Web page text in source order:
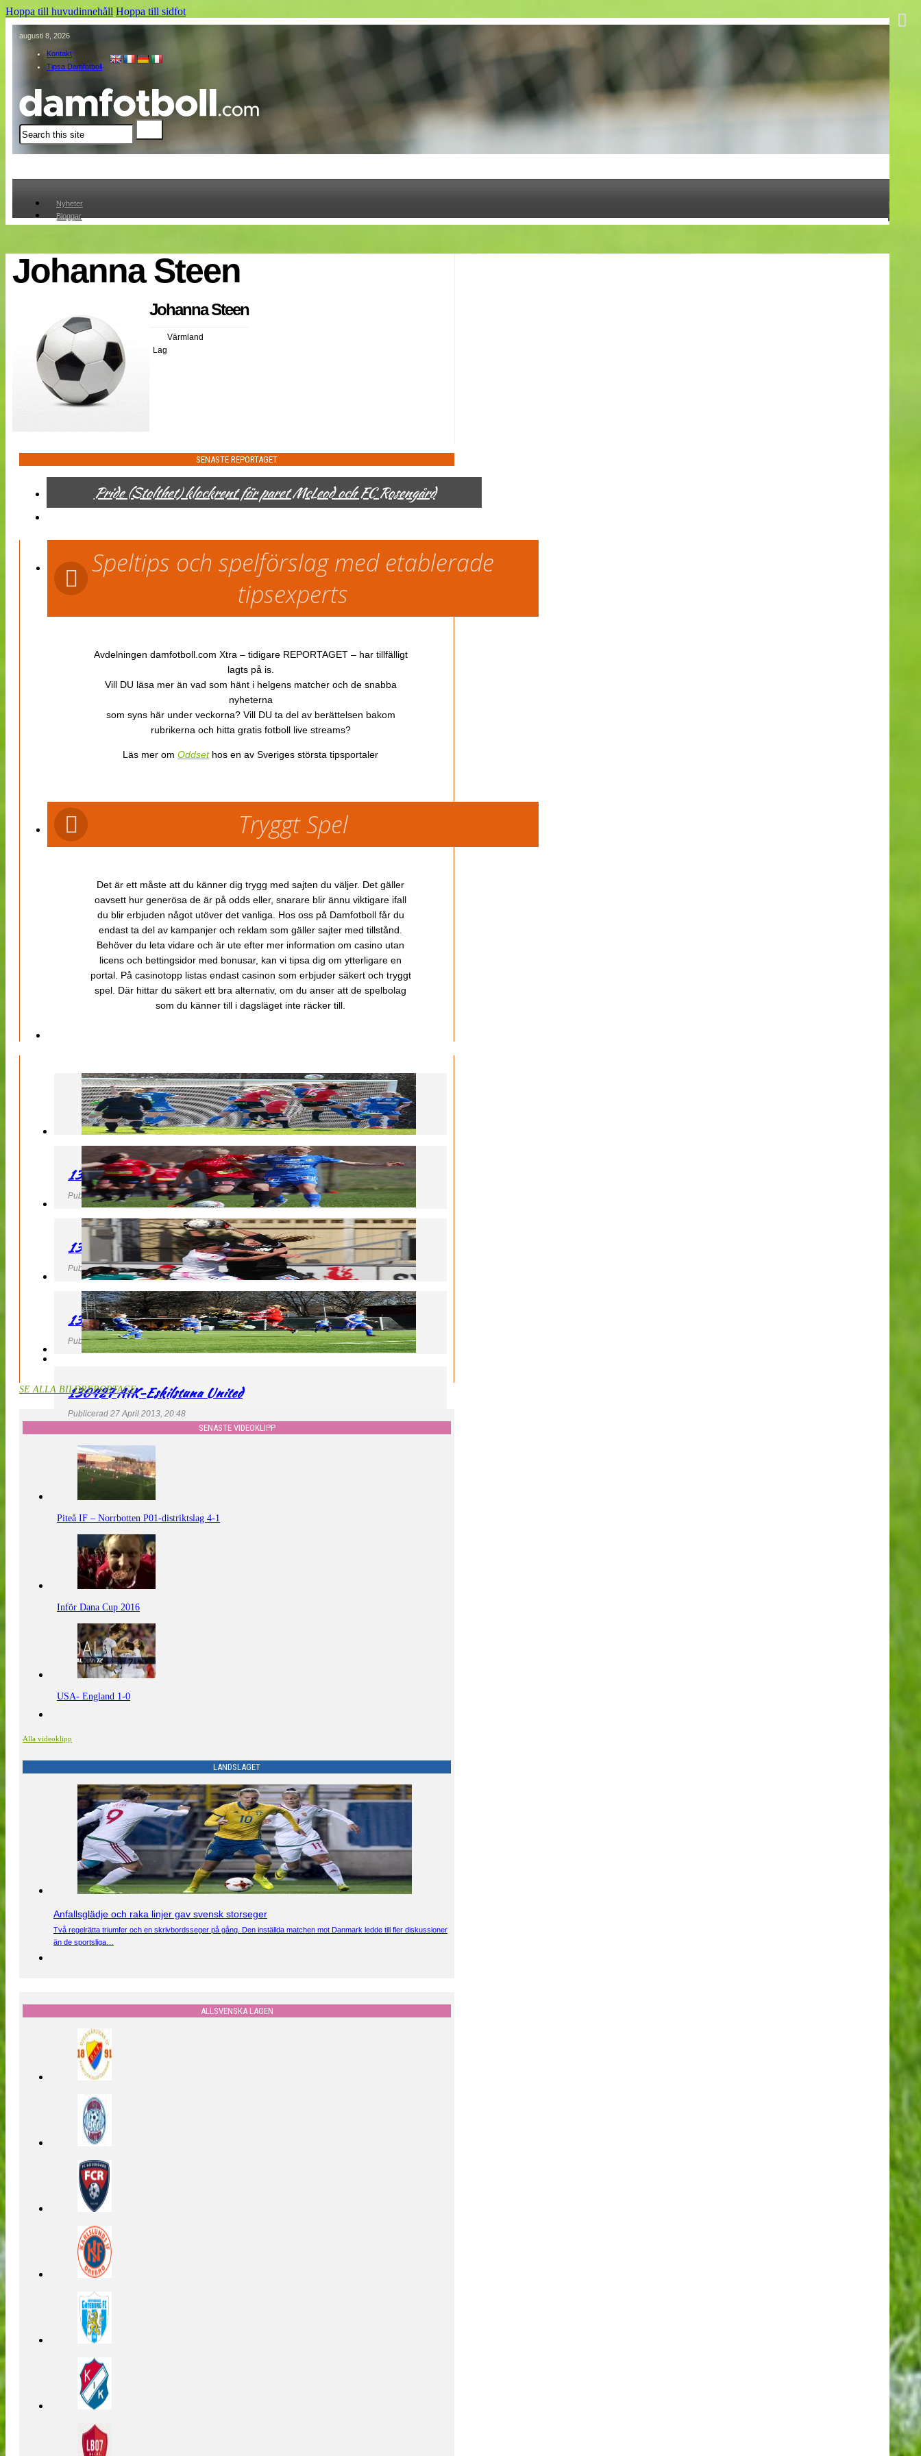
Hoppa till huvudinnehåll Hoppa till sidfot
augusti 8, 2026
Kontakt
Tipsa Damfotboll
Sök
Nyheter
Bloggar
Cuper
Medlemmar
Medlemsbilder
Split vision
Nyheter
Bloggar
Lagen
Webb-TV
Split vision
Johanna Steen
Johanna Steen
Lag
Värmland
SENASTE REPORTAGET
Pride (Stolthet) klockrent för paret McLeod och FC Rosengård
Speltips och spelförslag med etablerade
tipsexperts
Avdelningen damfotboll.com Xtra – tidigare REPORTAGET – har tillfälligt
lagts på is.
Vill DU läsa mer än vad som hänt i helgens matcher och de snabba
nyheterna
som syns här under veckorna? Vill DU ta del av berättelsen bakom
rubrikerna och hitta gratis fotboll live streams?
Läs mer om Oddsethos en av Sveriges största tipsportaler
Tryggt Spel
Det är ett måste att du känner dig trygg med sajten du väljer. Det gäller
oavsett hur generösa de är på odds eller, snarare blir ännu viktigare ifall
du blir erbjuden något utöver det vanliga. Hos oss på Damfotboll får du
endast ta del av kampanjer och reklam som gäller sajter med tillstånd.
Behöver du leta vidare och är ute efter mer information om casino utan
licens och bettingsidor med bonusar, kan vi tipsa dig om ytterligare en
portal. På casinotopp listas endast casinon som erbjuder säkert och tryggt
spel. Där hittar du säkert ett bra alternativ, om du anser att de spelbolag
som du känner till i dagsläget inte räcker till.
130427 LB 07 – QBIK
Publicerad 27 April 2013, 22:40
130427 IF Limhamn Bunkeflo – QBIK
Publicerad 27 April 2013, 21:10
130427 LdB FC Malmö – Mallbackens IF
Publicerad 27 April 2013, 20:54
130427 AIK-Eskilstuna United
Publicerad 27 April 2013, 20:48
SE ALLA BILDREPORTAGE
SENASTE VIDEOKLIPP
Piteå IF – Norrbotten P01-distriktslag 4-1
Inför Dana Cup 2016
USA- England 1-0
Alla videoklipp
LANDSLAGET
Anfallsglädje och raka linjer gav svensk storseger
Två regelrätta triumfer och en skrivbordsseger på gång. Den inställda matchen mot Danmark ledde till fler diskussioner
än de sportsliga…
ALLSVENSKA LAGEN